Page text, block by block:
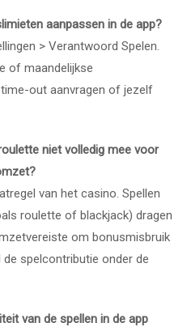
aanpassen in de app?
> Verantwoord Spelen.
of maandelijkse
out aanvragen of jezelf
niet volledig mee voor
van het casino. Spellen
roulette of blackjack) dragen
om bonusmisbruik
spelcontributie onder de
van de spellen in de app